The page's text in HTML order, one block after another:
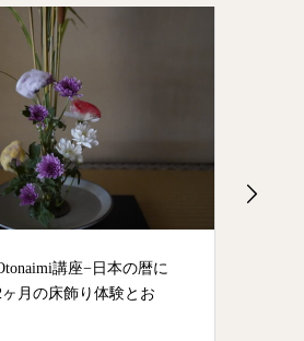
講座−日本の暦に
月の床飾り体験とお